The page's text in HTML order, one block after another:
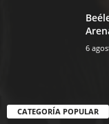
6
CATEGORÍA POPULAR